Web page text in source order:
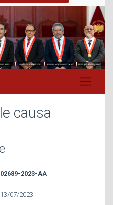
Next
causa
02689-2023-AA
13/07/2023